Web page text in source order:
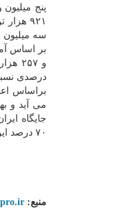
سه میلیون و ۵۵۵ هزار تن تولید شده
درصدی نسبت به مدت مشابه سال قبل
براساس
۷۰ درصد این برنامه تابحال محقق شده است.
منبع: